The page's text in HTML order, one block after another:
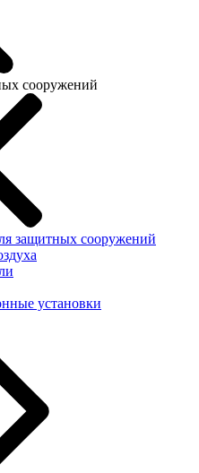
сооружений
защитных сооружений
установки